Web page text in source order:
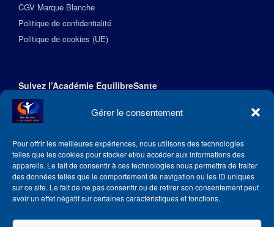
Gérer le consentement
Pour offrir les meilleures expériences, nous utilisons des technologies
telles que les cookies pour stocker et/ou accéder aux informations des
appareils. Le fait de consentir à ces technologies nous permettra de traiter
des données telles que le comportement de navigation ou les ID uniques
sur ce site. Le fait de ne pas consentir ou de retirer son consentement peut
avoir un effet négatif sur certaines caractéristiques et fonctions.
CGV Marque Blanche
Politique de confidentialité
Politique de cookies (UE)
Suivez l’Académie EquilibreSante